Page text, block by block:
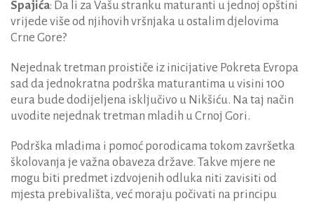
Spajića: Da li za Vašu stranku maturanti u jednoj opštini
vrijede više od njihovih vršnjaka u ostalim djelovima
Crne Gore?
Nejednak tretman proističe iz inicijative Pokreta Evropa
sad da jednokratna podrška maturantima u visini 100
eura bude dodijeljena isključivo u Nikšiću. Na taj način
uvodite nejednak tretman mladih u Crnoj Gori.
Podrška mladima i pomoć porodicama tokom završetka
školovanja je važna obaveza države. Takve mjere ne
mogu biti predmet izdvojenih odluka niti zavisiti od
mjesta prebivališta, već moraju počivati na principu